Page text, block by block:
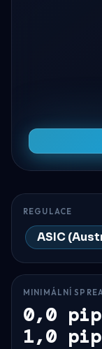
REGULACE
ASIC
MINIMÁLNÍ
0,0
1,0